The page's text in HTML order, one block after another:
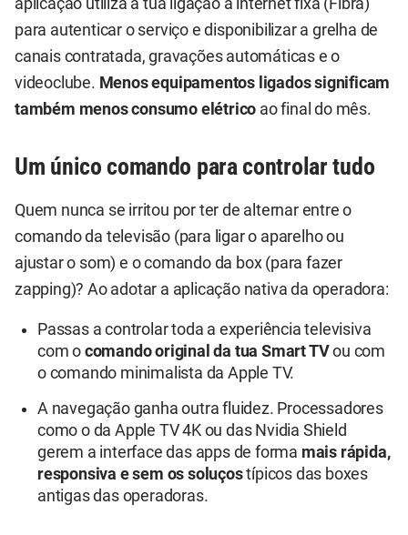
para autenticar o serviço e disponibilizar a grelha de
canais contratada, gravações automáticas e o
videoclube. Menos equipamentos ligados significam
também menos consumo elétrico ao final do mês.
Um único comando para controlar tudo
Quem nunca se irritou por ter de alternar entre o
comando da televisão (para ligar o aparelho ou
ajustar o som) e o comando da box (para fazer
zapping)? Ao adotar a aplicação nativa da operadora:
Passas a controlar toda a experiência televisiva
com o comando original da tua Smart TVou com
o comando minimalista da Apple TV.
A navegação ganha outra fluidez. Processadores
como o da Apple TV 4K ou das Nvidia Shield
gerem a interface das apps de forma mais rápida,
responsiva e sem os soluçostípicos das boxes
antigas das operadoras.